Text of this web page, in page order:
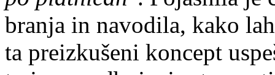
branja in navodila, kako
ta preizkušeni koncept